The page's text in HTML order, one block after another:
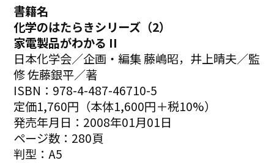
書籍名
化学のはたらきシリーズ（2）
家電製品がわかる II
日本化学会／企画・編集 藤嶋昭，井上晴夫／監
修 佐藤銀平／著
ISBN：978-4-487-46710-5
定価1,760円（本体1,600円＋税10%）
発売年月日：2008年01月01日
ページ数：280頁
判型：A5